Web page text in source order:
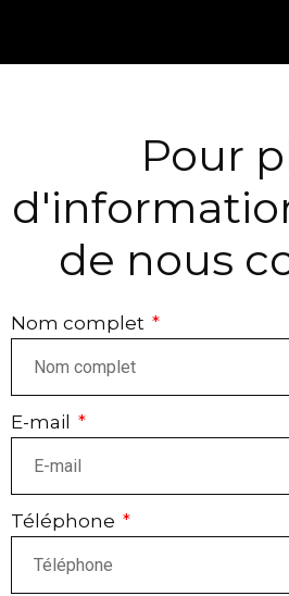
Pour
de nous
Nom complet
E-mail
Téléphone